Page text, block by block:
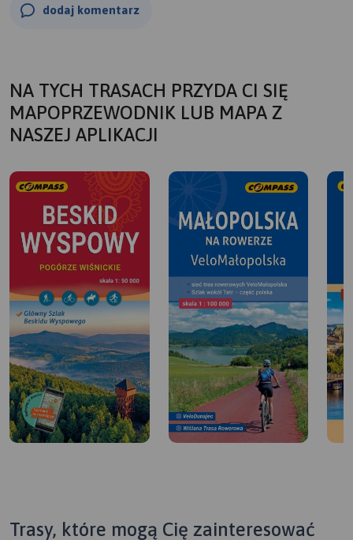
dodaj komentarz
NA TYCH TRASACH PRZYDA CI SIĘ
MAPOPRZEWODNIK LUB MAPA Z
NASZEJ APLIKACJI
Trasy, które mogą Cię zainteresować